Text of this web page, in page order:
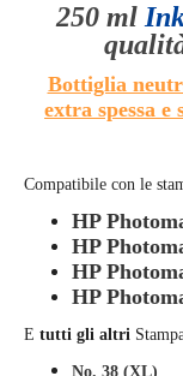
250 ml
Bottiglia
extra spessa
Compatibile con le
HP
HP
HP
HP
E tutti gli altri
No. 38 (XL)